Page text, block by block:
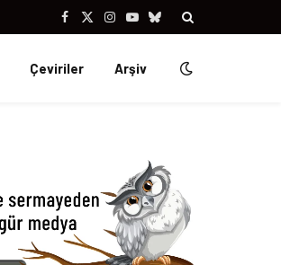
Facebook
X
Instagram
YouTubeBluesky
Çeviriler Arşiv